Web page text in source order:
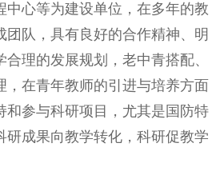
中心等为建设单位，在多年的教
团队，具有良好的合作精神、明
理的发展规划，老中青搭配、
，在青年教师的引进与培养方面
和参与科研项目，尤其是国防特
研成果向教学转化，科研促教学